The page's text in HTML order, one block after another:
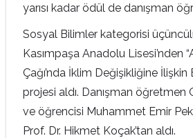
yarısı kadar ödül de danışman
Sosyal Bilimler kategorisi
Kasımpaşa Anadolu Lisesi’nden
Çağı’nda İklim Değişikliğine İlişkin
projesi aldı. Danışman öğretmen
ve öğrencisi Muhammet Emir
Prof. Dr. Hikmet Koçak’tan aldı.